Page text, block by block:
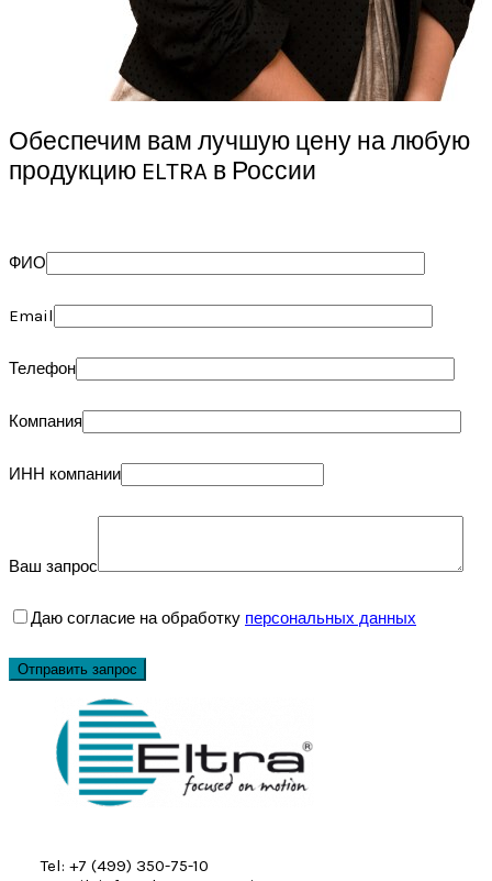
Обеспечим вам лучшую цену на любую
продукцию ELTRA в России
ФИО
Email
Телефон
Компания
ИНН компании
Ваш запрос
Даю согласие на обработку персональных данных
Tel: +7 (499) 350-75-10